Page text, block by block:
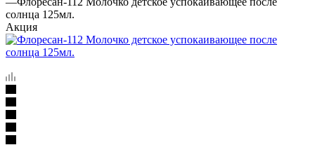
солнца 125мл.
Акция